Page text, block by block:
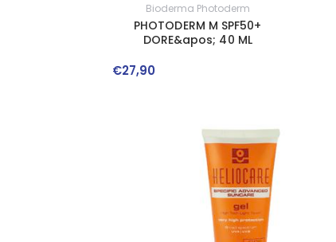
Bioderma Photoderm
PHOTODERM M SPF50+
DORE&apos; 40 ML
€27,90